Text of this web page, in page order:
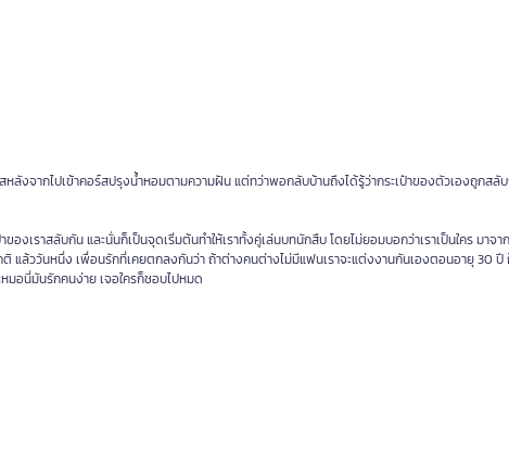
หลังจากไปเข้าคอร์สปรุงน้ำหอมตามความฝัน แต่ทว่าพอกลับบ้านถึงได้รู้ว่ากระเป๋าของตัวเองถูกสลั
งเราสลับกัน และนั่นก็เป็นจุดเริ่มต้นทำให้เราทั้งคู่เล่นบทนักสืบ โดยไม่ยอมบอกว่าเราเป็นใคร มาจา
แล้ววันหนึ่ง เพื่อนรักที่เคยตกลงกันว่า ถ้าต่างคนต่างไม่มีแฟนเราจะแต่งงานกันเองตอนอายุ 30 ปี
มอนี่มันรักคนง่าย เจอใครก็ชอบไปหมด